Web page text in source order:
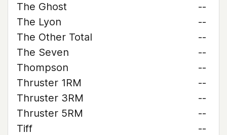
The Ghost
--
The Lyon
--
The Other Total
--
The Seven
--
Thompson
--
Thruster 1RM
--
Thruster 3RM
--
Thruster 5RM
--
Tiff
--